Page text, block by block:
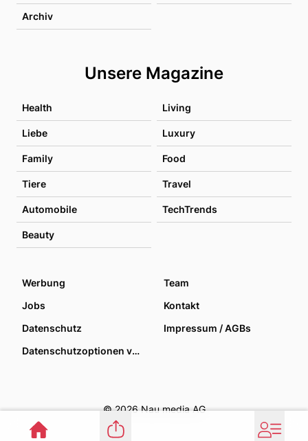
Archiv
Unsere Magazine
Health Living
Liebe Luxury
Family Food
Tiere Travel
Automobile TechTrends
Beauty
Werbung
Team
Jobs
Kontakt
Datenschutz
Impressum / AGBs
Datenschutzoptionen verwalten
© 2026 Nau media AG